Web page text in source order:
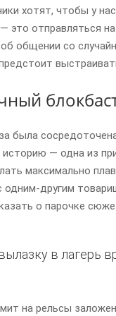
хотят, чтобы у
это отправляться
общении со
была
— одна из
максимально
одним-другим
о парочке
в лагерь
на рельсы